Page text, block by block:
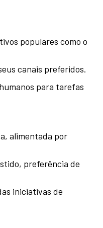
populares como o
canais preferidos.
para tarefas
alimentada por
preferência de
iniciativas de